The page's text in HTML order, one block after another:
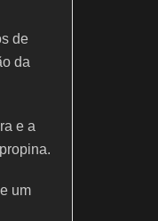
de
da
e a
um